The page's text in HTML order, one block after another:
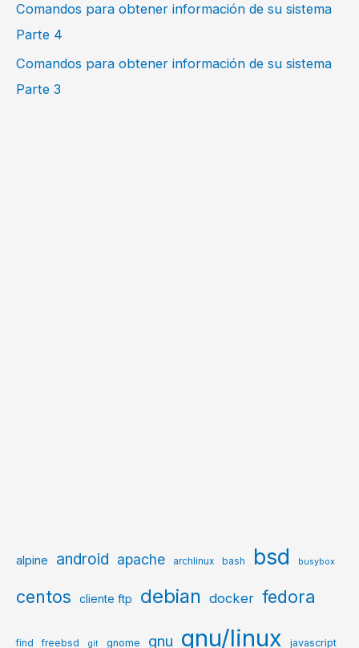
Comandos para obtener información de su sistema
Parte 4
Comandos para obtener información de su sistema
Parte 3
alpine android apache archlinux bash bsd busybox
centos cliente ftp debian docker fedora
find freebsd git gnome gnu gnu/linux javascript